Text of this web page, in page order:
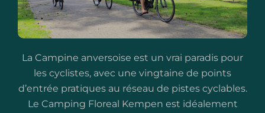
La Campine anversoise est un vrai paradis pour
les cyclistes, avec une vingtaine de points
d’entrée pratiques au réseau de pistes cyclables.
Le Camping Floreal Kempen est idéalement